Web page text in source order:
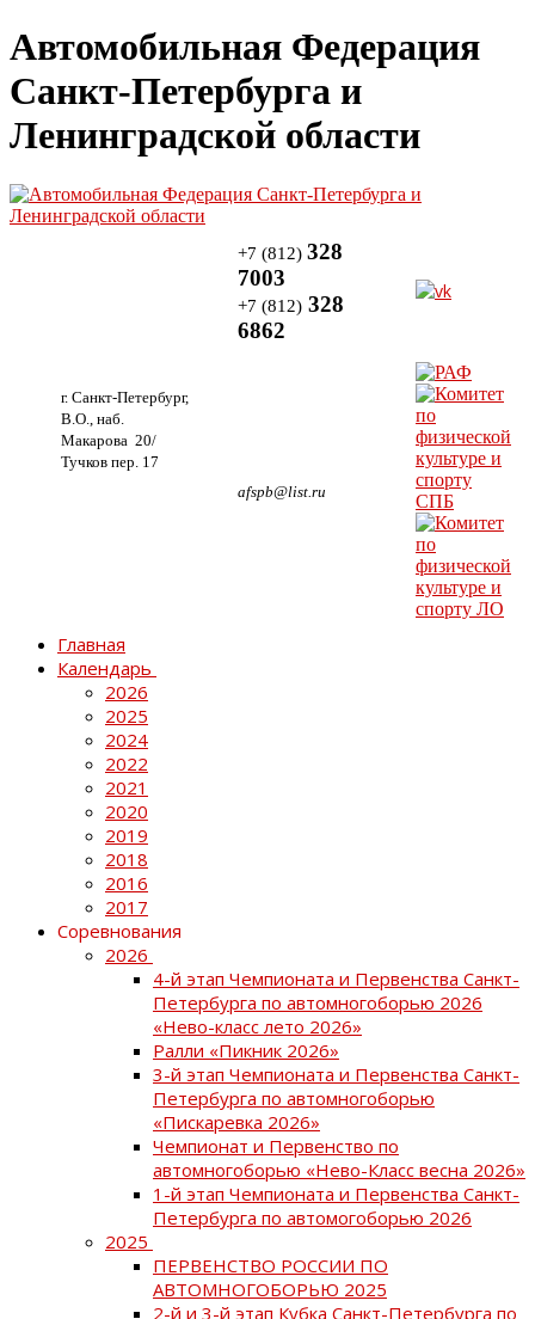
Автомобильная Федерация
Санкт-Петербурга и
Ленинградской области
г. Санкт-Петербург,
В.О., наб.
Макарова 20/
Тучков пер. 17
+7 (812) 328
7003
+7 (812) 328
6862
afspb@list.ru
Главная
Календарь
2026
2025
2024
2022
2021
2020
2019
2018
2016
2017
Соревнования
2026
4-й этап Чемпионата и Первенства Санкт-
Петербурга по автомногоборью 2026
«Нево-класс лето 2026»
Ралли «Пикник 2026»
3-й этап Чемпионата и Первенства Санкт-
Петербурга по автомногоборью
«Пискаревка 2026»
Чемпионат и Первенство по
автомногоборью «Нево-Класс весна 2026»
1-й этап Чемпионата и Первенства Санкт-
Петербурга по автомогоборью 2026
2025
ПЕРВЕНСТВО РОССИИ ПО
АВТОМНОГОБОРЬЮ 2025
2-й и 3-й этап Кубка Санкт-Петербурга по